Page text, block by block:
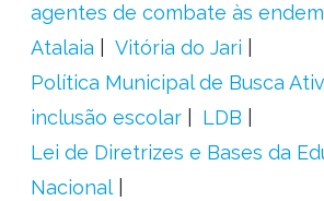
agentes de combate às
Atalaia
Vitória do Jari
Política Municipal de Busca
inclusão escolar
LDB
Lei de Diretrizes e Bases da
Nacional